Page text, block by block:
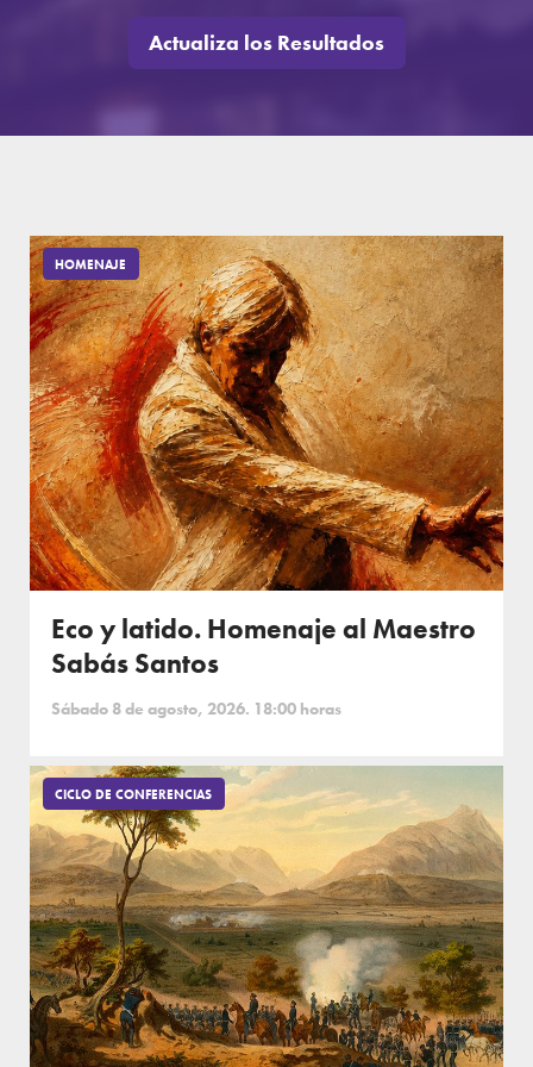
HOMENAJE
Eco y latido. Homenaje al Maestro
Sabás Santos
Sábado 8 de agosto, 2026. 18:00 horas
CICLO DE CONFERENCIAS